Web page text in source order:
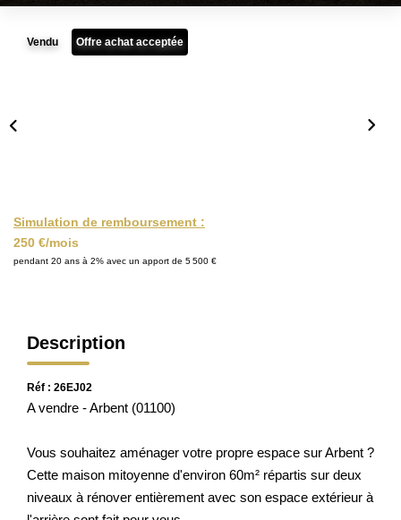
Vendu Offre achat acceptée
Simulation de remboursement :
250 €/mois
pendant 20 ans à 2% avec un apport de 5 500 €
Description
Réf : 26EJ02
A vendre - Arbent (01100)
Vous souhaitez aménager votre propre espace sur Arbent ?
Cette maison mitoyenne d'environ 60m² répartis sur deux
niveaux à rénover entièrement avec son espace extérieur à